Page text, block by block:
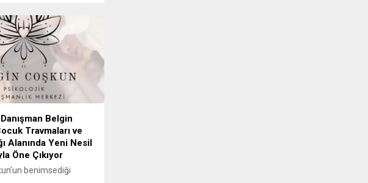
Belgin
Travmaları ve
Alanında Yeni Nesil
Öne Çıkıyor
benimsediği